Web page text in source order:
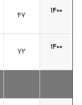
۱۴۰۰
۴۷
۱۴۰۰
۷۲